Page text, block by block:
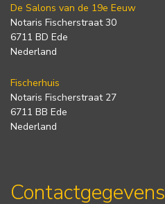
De Salons van de 19e Eeuw
Notaris Fischerstraat 30
6711 BD Ede
Nederland
Fischerhuis
Notaris Fischerstraat 27
6711 BB Ede
Nederland
Contactgegevens